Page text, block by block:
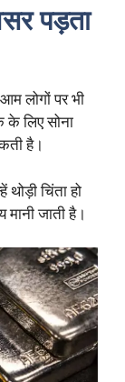
पड़ता
लोगों पर भी
के लिए सोना
है।
चिंता हो
जाती है।